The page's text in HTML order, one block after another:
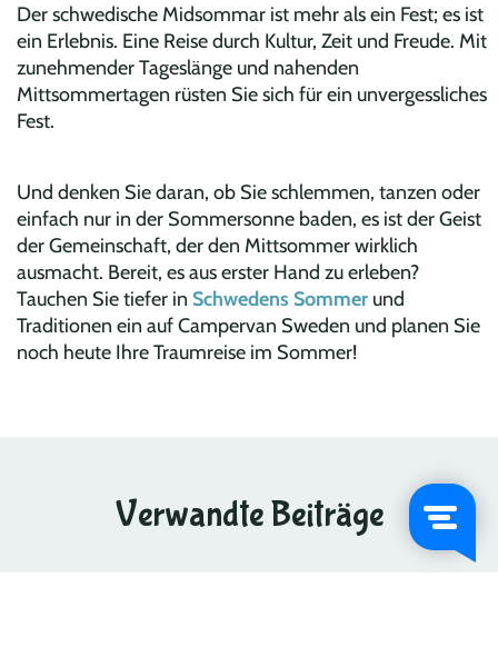
Der schwedische Midsommar ist mehr als ein Fest; es ist
ein Erlebnis. Eine Reise durch Kultur, Zeit und Freude. Mit
zunehmender Tageslänge und nahenden
Mittsommertagen rüsten Sie sich für ein unvergessliches
Fest.
Und denken Sie daran, ob Sie schlemmen, tanzen oder
einfach nur in der Sommersonne baden, es ist der Geist
der Gemeinschaft, der den Mittsommer wirklich
ausmacht. Bereit, es aus erster Hand zu erleben?
Tauchen Sie tiefer in Schwedens Sommer und
Traditionen ein aufCampervan Sweden und planen Sie
noch heute Ihre Traumreise im Sommer!
Verwandte Beiträge